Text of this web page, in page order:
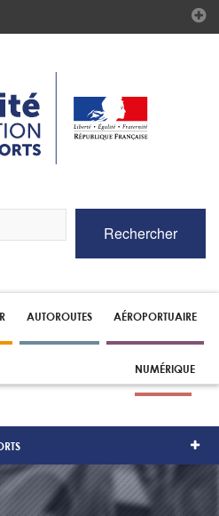
Rechercher
AUTOROUTES AÉROPORTUAIRE
NUMÉRIQUE